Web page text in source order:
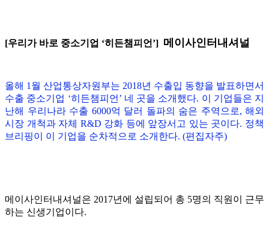
[우리가 바로 중소기업 ‘히든챔피언’] 메이사인터내셔널
올해 1월 산업통상자원부는 2018년 수출입 동향을 발표하면서
수출 중소기업 ‘히든챔피언 ’ 네 곳을 소개했다. 이 기업들은 지
난해 우리나라 수출 6000억 달러 돌파의 숨은 주역으로, 해외
시장 개척과 자체 R&D 강화 등에 앞장서고 있는 곳이다. 정책
브리핑이 이 기업을 순차적으로 소개한다. (편집자주)
메이사인터내셔널은 2017년에 설립되어 총 5명의 직원이 근무
하는 신생기업이다.